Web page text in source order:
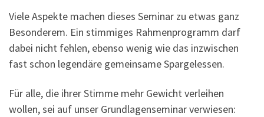
Viele Aspekte machen dieses Seminar zu etwas ganz
Besonderem. Ein stimmiges Rahmenprogramm darf
dabei nicht fehlen, ebenso wenig wie das inzwischen
fast schon legendäre gemeinsame Spargelessen.
Für alle, die ihrer Stimme mehr Gewicht verleihen
wollen, sei auf unser Grundlagenseminar verwiesen: